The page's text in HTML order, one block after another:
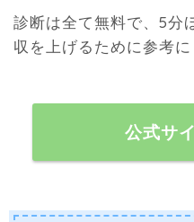
診断は全て無料で、5分
収を上げるために参考に
公式サ